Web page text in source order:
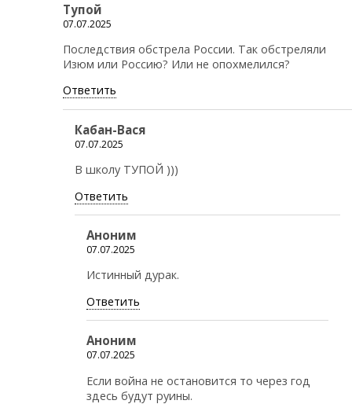
Тупой
07.07.2025
Последствия обстрела России. Так обстреляли
Изюм или Россию? Или не опохмелился?
Ответить
Кабан-Вася
07.07.2025
В школу ТУПОЙ )))
Ответить
Аноним
07.07.2025
Истинный дурак.
Ответить
Аноним
07.07.2025
Если война не остановится то через год
здесь будут руины.